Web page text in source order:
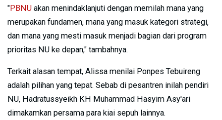
"PBNU akan menindaklanjuti dengan memilah mana yang
merupakan fundamen, mana yang masuk kategori strategi,
dan mana yang mesti masuk menjadi bagian dari program
prioritas NU ke depan," tambahnya.
Terkait alasan tempat, Alissa menilai Ponpes Tebuireng
adalah pilihan yang tepat. Sebab di pesantren inilah pendiri
NU, Hadratussyeikh KH Muhammad Hasyim Asy'ari
dimakamkan persama para kiai sepuh lainnya.